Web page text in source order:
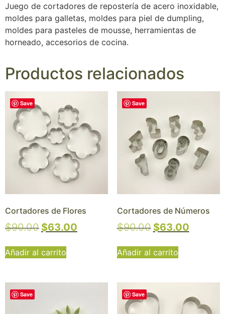
Juego de cortadores de repostería de acero inoxidable,
moldes para galletas, moldes para piel de dumpling,
moldes para pasteles de mousse, herramientas de
horneado, accesorios de cocina.
Productos relacionados
Save
Cortadores de Flores
$90.00 $63.00
Añadir al carrito
Save
Cortadores de Números
$90.00 $63.00
Añadir al carrito
Save Save